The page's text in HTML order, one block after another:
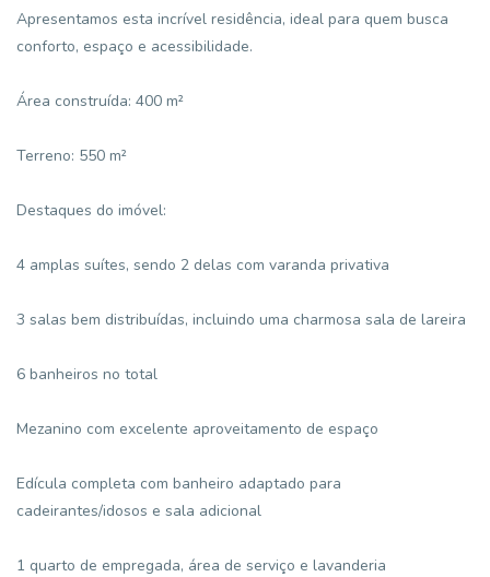
Apresentamos esta incrível residência, ideal para quem busca
conforto, espaço e acessibilidade.
Área construída: 400 m²
Terreno: 550 m²
Destaques do imóvel:
4 amplas suítes, sendo 2 delas com varanda privativa
3 salas bem distribuídas, incluindo uma charmosa sala de lareira
6 banheiros no total
Mezanino com excelente aproveitamento de espaço
Edícula completa com banheiro adaptado para
cadeirantes/idosos e sala adicional
1 quarto de empregada, área de serviço e lavanderia